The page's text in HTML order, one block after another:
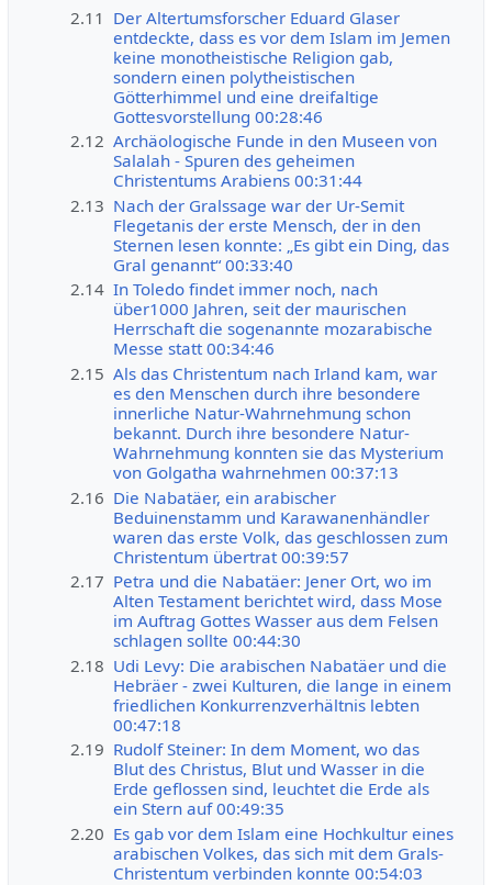
2.11 Der Altertumsforscher Eduard Glaser
entdeckte, dass es vor dem Islam im Jemen
keine monotheistische Religion gab,
sondern einen polytheistischen
Götterhimmel und eine dreifaltige
Gottesvorstellung 00:28:46
2.12 Archäologische Funde in den Museen von
Salalah - Spuren des geheimen
Christentums Arabiens 00:31:44
2.13 Nach der Gralssage war der Ur-Semit
Flegetanis der erste Mensch, der in den
Sternen lesen konnte: „Es gibt ein Ding, das
Gral genannt“ 00:33:40
2.14 In Toledo findet immer noch, nach
über1000 Jahren, seit der maurischen
Herrschaft die sogenannte mozarabische
Messe statt 00:34:46
2.15 Als das Christentum nach Irland kam, war
es den Menschen durch ihre besondere
innerliche Natur-Wahrnehmung schon
bekannt. Durch ihre besondere Natur-
Wahrnehmung konnten sie das Mysterium
von Golgatha wahrnehmen 00:37:13
2.16 Die Nabatäer, ein arabischer
Beduinenstamm und Karawanenhändler
waren das erste Volk, das geschlossen zum
Christentum übertrat 00:39:57
2.17 Petra und die Nabatäer: Jener Ort, wo im
Alten Testament berichtet wird, dass Mose
im Auftrag Gottes Wasser aus dem Felsen
schlagen sollte 00:44:30
2.18 Udi Levy: Die arabischen Nabatäer und die
Hebräer - zwei Kulturen, die lange in einem
friedlichen Konkurrenzverhältnis lebten
00:47:18
2.19 Rudolf Steiner: In dem Moment, wo das
Blut des Christus, Blut und Wasser in die
Erde geflossen sind, leuchtet die Erde als
ein Stern auf 00:49:35
2.20 Es gab vor dem Islam eine Hochkultur eines
arabischen Volkes, das sich mit dem Grals-
Christentum verbinden konnte 00:54:03